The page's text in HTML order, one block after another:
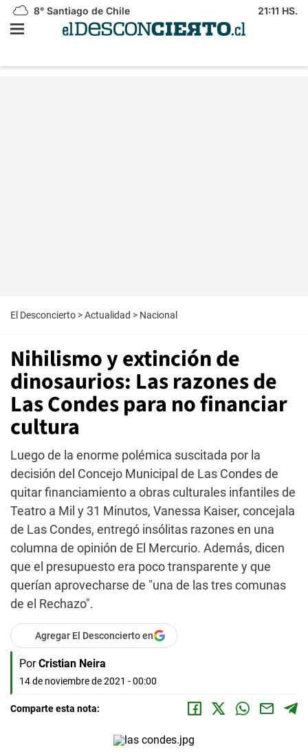
8° Santiago de Chile 21:11 HS.
El Desconcierto >Actualidad > Nacional
Nihilismo y extinción de
dinosaurios: Las razones de
Las Condes para no financiar
cultura
Luego de la enorme polémica suscitada por la
decisión del Concejo Municipal de Las Condes de
quitar financiamiento a obras culturales infantiles de
Teatro a Mil y 31 Minutos, Vanessa Kaiser, concejala
de Las Condes, entregó insólitas razones en una
columna de opinión de El Mercurio. Además, dicen
que el presupuesto era poco transparente y que
querían aprovecharse de "una de las tres comunas
de el Rechazo".
Agregar El Desconcierto en
Por Cristian Neira
14 de noviembre de 2021 - 00:00
Comparte esta nota: